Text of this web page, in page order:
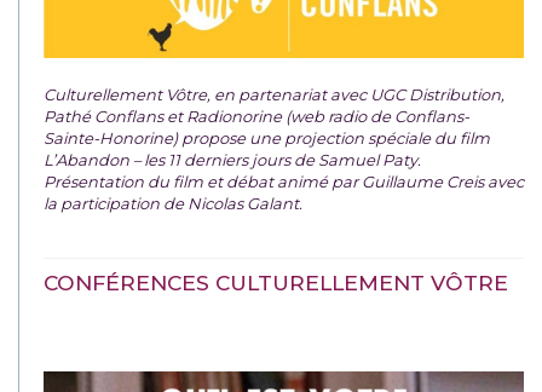
Culturellement Vôtre, en partenariat avec UGC Distribution,
Pathé Conflans et Radionorine (web radio de Conflans-
Sainte-Honorine) propose une projection spéciale du film
L’Abandon – les 11 derniers jours de Samuel Paty.
Présentation du film et débat animé par Guillaume Creis avec
la participation de Nicolas Galant.
CONFÉRENCES CULTURELLEMENT VÔTRE